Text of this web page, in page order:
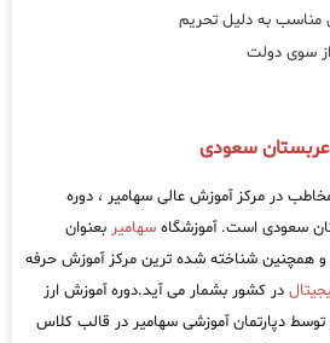
مناسب به دلیل تحریم
سوی دولت
عربستان سعودی
در مرکز آموزش عالی سهامیر ، دوره
سعودی است. آموزشگاه سهامیر بعنوان
و همچنین شناخته شده ترین مرکز آموزش حرفه
در کشور بشمار می آید.دوره آموزش ارز
دپارتمان آموزشی سهامیر در قالب کلاس